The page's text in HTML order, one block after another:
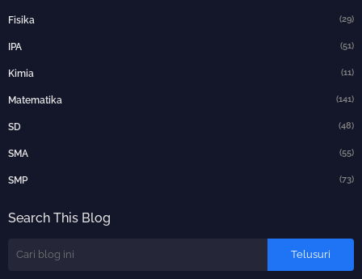
Fisika (29)
IPA (51)
Kimia (11)
Matematika (141)
SD (48)
SMA (55)
SMP (73)
Search This Blog